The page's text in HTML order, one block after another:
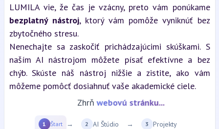
LUMILA vie, že čas je vzácny, preto vám ponúkame
bezplatný nástroj, ktorý vám pomôže vyniknúť bez
zbytočného stresu.
Nenechajte sa zaskočiť prichádzajúcimi skúškami. S
naším AI nástrojom môžete písať efektívne a bez
chýb. Skúste náš nástroj nižšie a zistite, ako vám
môžeme pomôcť dosiahnuť vaše akademické ciele.
Zhrňwebovú stránku...
1 Štart → 2 AI Štúdio → 3 Projekty